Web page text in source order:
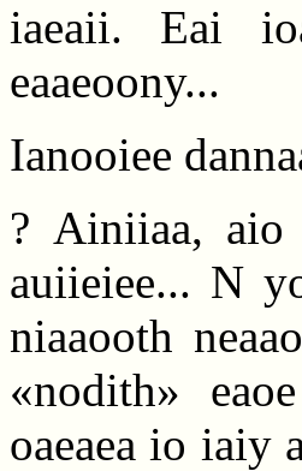
iaeaii. Eai
eaaeoony...
Ianooiee
? Ainiiaa, aio
auiieiee... N
niaaooth
«nodith»
oaeaea io iaiy